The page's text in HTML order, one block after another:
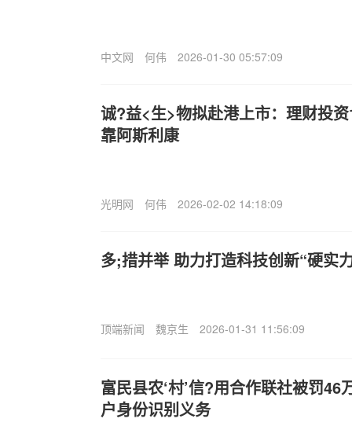
中文网 何伟 2026-01-30 05:57:09
诚?益<生>物拟赴港上市：理财投
靠阿斯利康
光明网 何伟 2026-02-02 14:18:09
多;措并举 助力打造科技创新“硬实
顶端新闻 魏京生 2026-01-31 11:56:09
富民县农‘村’信?用合作联社被罚46
户身份识别义务